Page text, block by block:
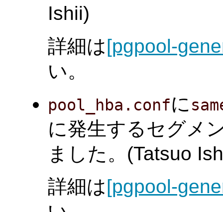
Ishii)
詳細は[pgpool-
い。
pool_hba.confに
に発生するセグメ
ました。(Tatsuo
詳細は[pgpool-